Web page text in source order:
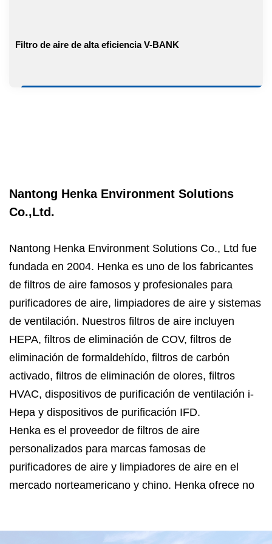
Filtro de aire de alta eficiencia V-BANK
Nantong Henka Environment Solutions
Co.,Ltd.
Nantong Henka Environment Solutions Co., Ltd fue
fundada en 2004. Henka es uno de los fabricantes
de filtros de aire famosos y profesionales para
purificadores de aire, limpiadores de aire y sistemas
de ventilación. Nuestros filtros de aire incluyen
HEPA, filtros de eliminación de COV, filtros de
eliminación de formaldehído, filtros de carbón
activado, filtros de eliminación de olores, filtros
HVAC, dispositivos de purificación de ventilación i-
Hepa y dispositivos de purificación IFD.
Henka es el proveedor de filtros de aire
personalizados para marcas famosas de
purificadores de aire y limpiadores de aire en el
mercado norteamericano y chino. Henka ofrece no
Henka está ubicada en la ciudad de Haimen,